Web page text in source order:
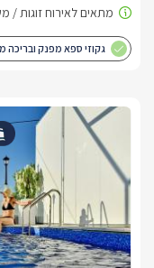
גקוזי ספא מפנק ובריכה